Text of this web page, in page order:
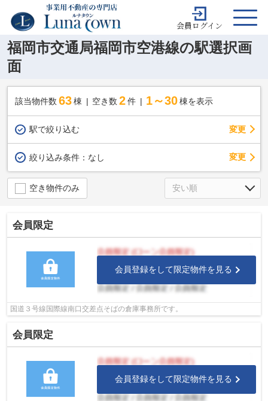
会員ログイン
福岡市交通局福岡市空港線の駅選択画
面
該当物件数 63棟 空き数 2 件 1～30 棟を表示
駅で絞り込む 変更
絞り込み条件： なし 変更
空き物件のみ
会員限定
会員登録をして限定物件を見る
国道３号線国際線南口交差点そばの倉庫事務所です。
会員限定
会員登録をして限定物件を見る